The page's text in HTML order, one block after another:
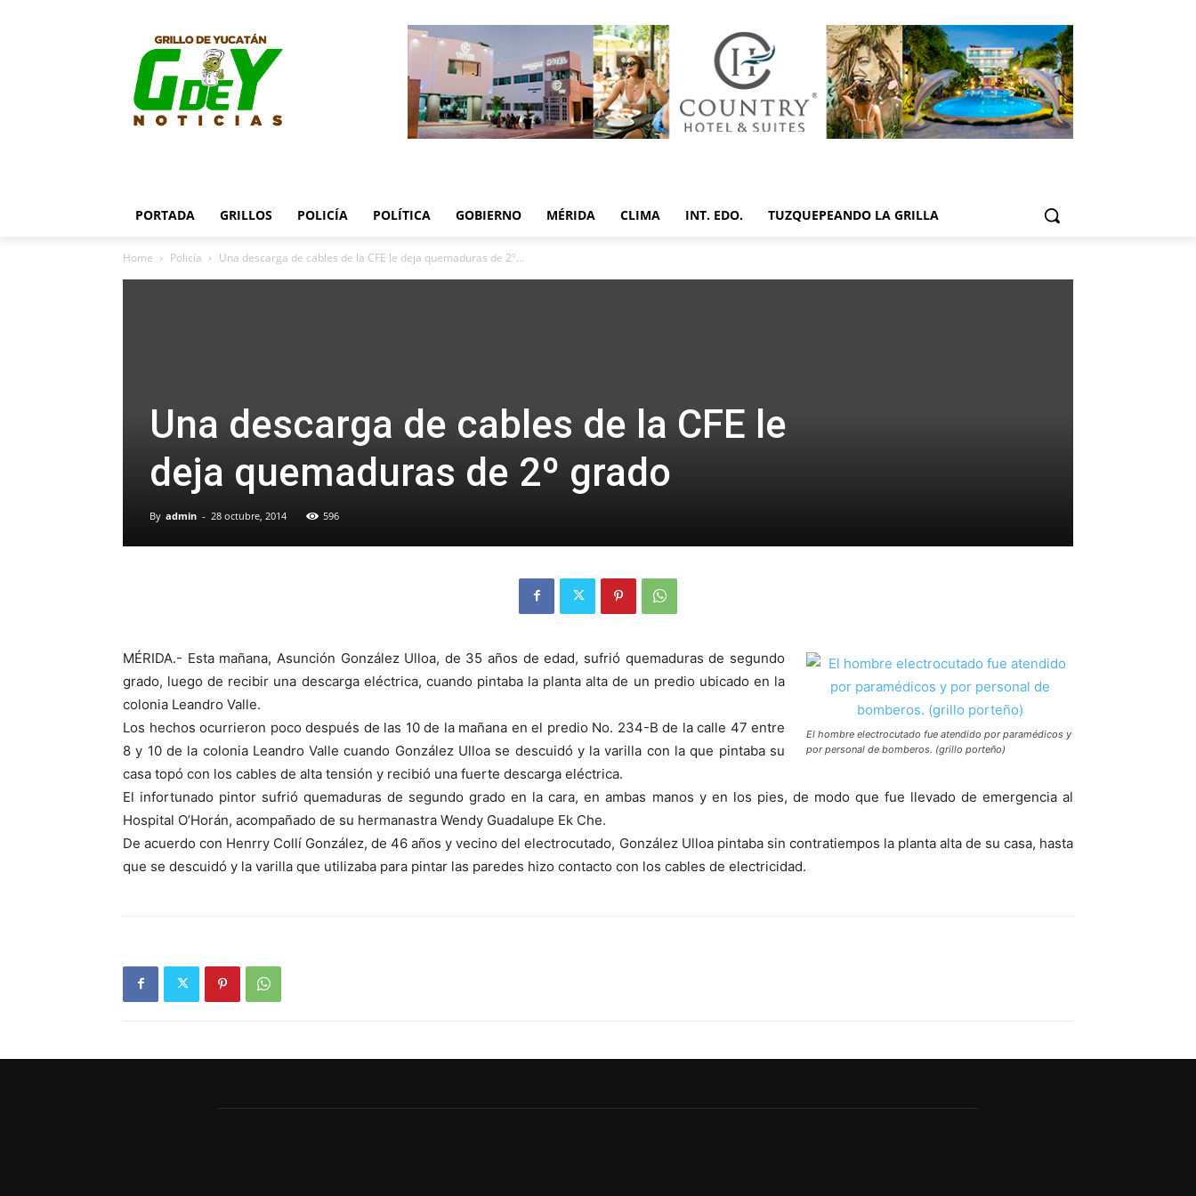
PORTADA GRILLOS POLICÍA POLÍTICA GOBIERNO MÉRIDA CLIMA INT. EDO. TUZQUEPEANDO LA GRILLA
Home Policía Una descarga de cables de la CFE le deja quemaduras de 2º...
Una descarga de cables de la CFE le
deja quemaduras de 2º grado
By admin - 28 octubre, 2014 596
El hombre electrocutado fue atendido por paramédicos y
por personal de bomberos. (grillo porteño)
MÉRIDA.- Esta mañana, Asunción González Ulloa, de 35 años de edad, sufrió quemaduras de segundo
grado, luego de recibir una descarga eléctrica, cuando pintaba la planta alta de un predio ubicado en la
colonia Leandro Valle.
Los hechos ocurrieron poco después de las 10 de la mañana en el predio No. 234-B de la calle 47 entre
8 y 10 de la colonia Leandro Valle cuando González Ulloa se descuidó y la varilla con la que pintaba su
casa topó con los cables de alta tensión y recibió una fuerte descarga eléctrica.
El infortunado pintor sufrió quemaduras de segundo grado en la cara, en ambas manos y en los pies, de modo que fue llevado de emergencia al
Hospital O’Horán, acompañado de su hermanastra Wendy Guadalupe Ek Che.
De acuerdo con Henrry Collí González, de 46 años y vecino del electrocutado, González Ulloa pintaba sin contratiempos la planta alta de su casa, hasta
que se descuidó y la varilla que utilizaba para pintar las paredes hizo contacto con los cables de electricidad.